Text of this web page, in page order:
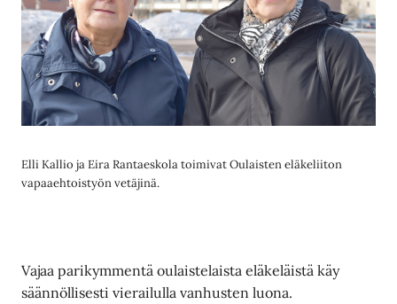
Elli Kallio ja Eira Rantaeskola toimivat Oulaisten eläkeliiton
vapaaehtoistyön vetäjinä.
Vajaa parikymmentä oulaistelaista eläkeläistä käy
säännöllisesti vierailulla vanhusten luona.